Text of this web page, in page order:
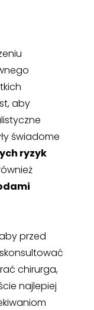
aby
świadome
ryzyk
przed
chirurga,
najlepiej